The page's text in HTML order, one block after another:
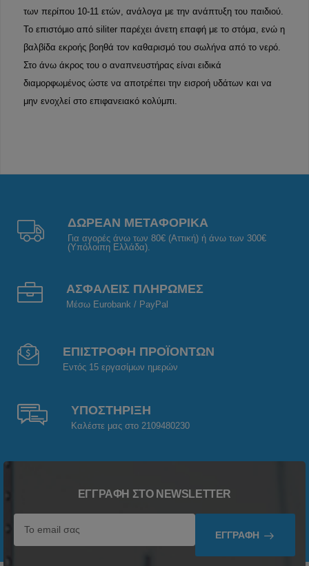
των περίπου 10-11 ετών, ανάλογα με την ανάπτυξη του παιδιού.
Το επιστόμιο από siliter παρέχει άνετη επαφή με το στόμα, ενώ η
βαλβίδα εκροής βοηθά τον καθαρισμό του σωλήνα από το νερό.
Στο άνω άκρος του ο αναπνευστήρας είναι ειδικά
διαμορφωμένος ώστε να αποτρέπει την εισροή υδάτων και να
μην ενοχλεί στο επιφανειακό κολύμπι.
ΔΩΡΕΑΝ ΜΕΤΑΦΟΡΙΚΑ
Για αγορές άνω των 80€ (Αττική) ή άνω των 300€
(Υπόλοιπη Ελλάδα).
ΑΣΦΑΛΕΙΣ ΠΛΗΡΩΜΕΣ
Μέσω Eurobank / PayPal
ΕΠΙΣΤΡΟΦΗ ΠΡΟΪΟΝΤΩΝ
Εντός 15 εργασίμων ημερών
ΥΠΟΣΤΗΡΙΞΗ
Καλέστε μας στο 2109480230
ΕΓΓΡΑΦΉ ΣΤΟ NEWSLETTER
ΕΓΓΡΑΦΉ